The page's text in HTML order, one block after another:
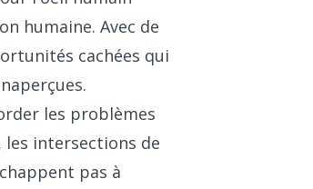
humaine. Avec de
cachées qui
les problèmes
les intersections de
pas à